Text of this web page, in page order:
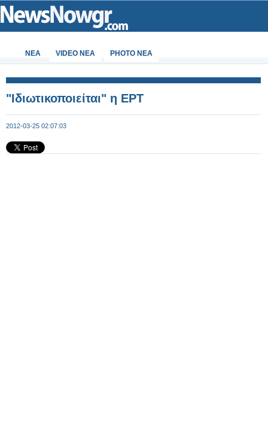
ΝΕΑ VIDEO NEA PHOTO NEA
"Ιδιωτικοποιείται" η ΕΡΤ
2012-03-25 02:07:03